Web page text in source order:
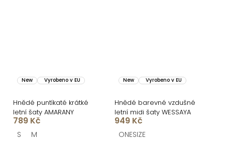
New Vyrobeno v EU
Hnědé puntíkaté krátké
letní šaty AMARANY
789 Kč
S M
New Vyrobeno v EU
Hnědé barevné vzdušné
letní midi šaty WESSAYA
949 Kč
ONESIZE